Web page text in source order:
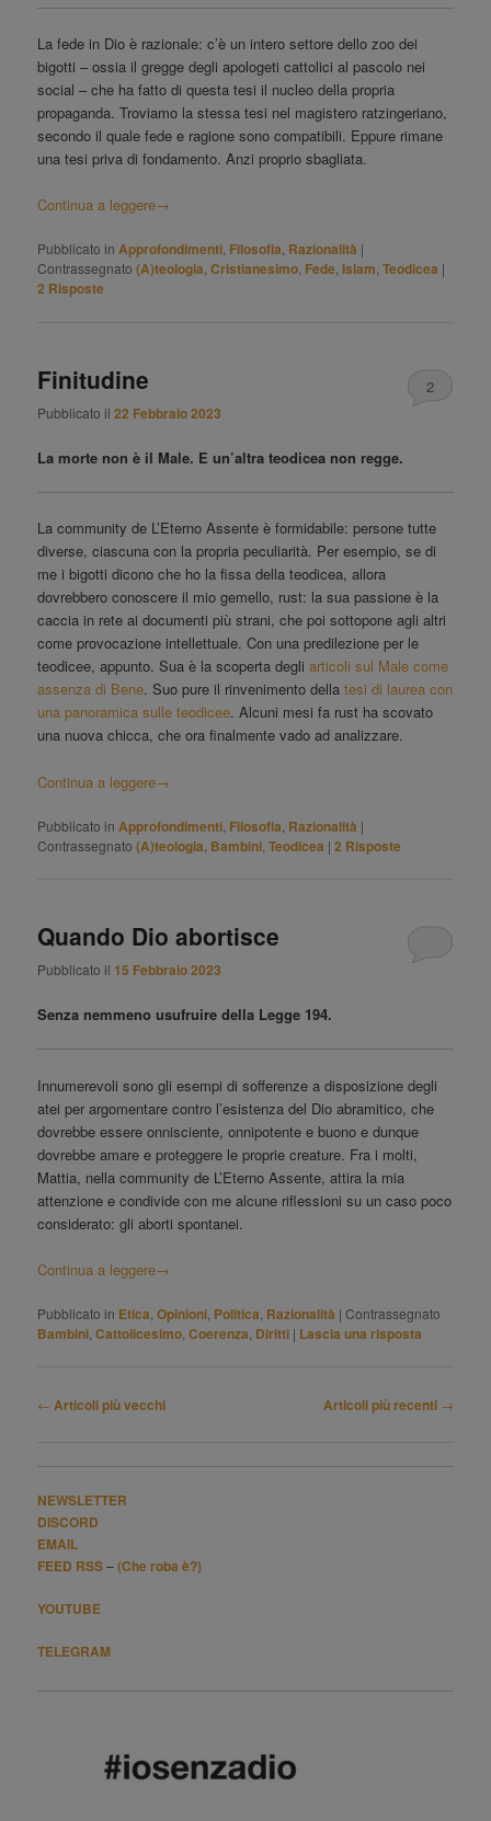
La fede in Dio è razionale: c’è un intero settore dello zoo dei
bigotti – ossia il gregge degli apologeti cattolici al pascolo nei
social – che ha fatto di questa tesi il nucleo della propria
propaganda. Troviamo la stessa tesi nel magistero ratzingeriano,
secondo il quale fede e ragione sono compatibili. Eppure rimane
una tesi priva di fondamento. Anzi proprio sbagliata.
Continua a leggere→
Pubblicato in Approfondimenti, Filosofia, Razionalità |
Contrassegnato (A)teologia,Cristianesimo, Fede,Islam,Teodicea |
2 Risposte
Finitudine
Pubblicato il22 Febbraio 2023
2
La morte non è il Male. E un’altra teodicea non regge.
La community de L’Eterno Assente è formidabile: persone tutte
diverse, ciascuna con la propria peculiarità. Per esempio, se di
me i bigotti dicono che ho la fissa della teodicea, allora
dovrebbero conoscere il mio gemello, rust: la sua passione è la
caccia in rete ai documenti più strani, che poi sottopone agli altri
come provocazione intellettuale. Con una predilezione per le
teodicee, appunto. Sua è la scoperta degliarticoli sul Male come
assenza di Bene. Suo pure il rinvenimento dellatesi di laurea con
una panoramica sulle teodicee. Alcuni mesi fa rust ha scovato
una nuova chicca, che ora finalmente vado ad analizzare.
Continua a leggere→
Pubblicato in Approfondimenti Filosofia Razionalità |
Contrassegnato (A)teologia Bambini ,Teodicea |2 Risposte
Quando Dio abortisce
Pubblicato il 15 Febbraio 2023
Senza nemmeno usufruire della Legge 194.
Innumerevoli sono gli esempi di sofferenze a disposizione degli
atei per argomentare contro l’esistenza del Dio abramitico, che
dovrebbe essere onnisciente, onnipotente e buono e dunque
dovrebbe amare e proteggere le proprie creature. Fra i molti,
Mattia, nella community de L’Eterno Assente, attira la mia
attenzione e condivide con me alcune riflessioni su un caso poco
considerato: gli aborti spontanei.
Continua a leggere→
Pubblicato in Etica ,Opinioni Politica Razionalità |Contrassegnato
Bambini ,Cattolicesimo ,Coerenza Diritti | Lascia una risposta
Navigazione
← Articoli più vecchi Articoli più recenti →
NEWSLETTER
DISCORD
EMAIL
FEED RSS–(Che roba è?)
YOUTUBE
TELEGRAM